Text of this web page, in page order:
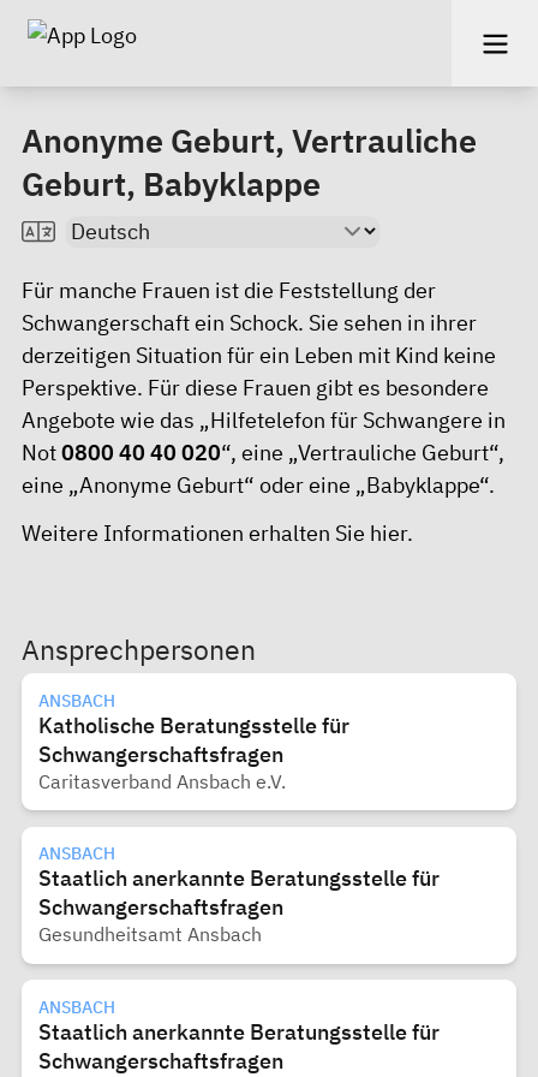
Anonyme Geburt, Vertrauliche
Geburt, Babyklappe
Für manche Frauen ist die Feststellung der
Schwangerschaft ein Schock. Sie sehen in ihrer
derzeitigen Situation für ein Leben mit Kind keine
Perspektive. Für diese Frauen gibt es besondere
Angebote wie das „Hilfetelefon für Schwangere in
Not0800 40 40 020“, eine „Vertrauliche Geburt“,
eine „Anonyme Geburt“ oder eine „Babyklappe“.
Weitere Informationen erhalten Sie hier.
Ansprechpersonen
ANSBACH
Katholische Beratungsstelle für
Schwangerschaftsfragen
Caritasverband Ansbach e.V.
ANSBACH
Staatlich anerkannte Beratungsstelle für
Schwangerschaftsfragen
Gesundheitsamt Ansbach
ANSBACH
Staatlich anerkannte Beratungsstelle für
Schwangerschaftsfragen